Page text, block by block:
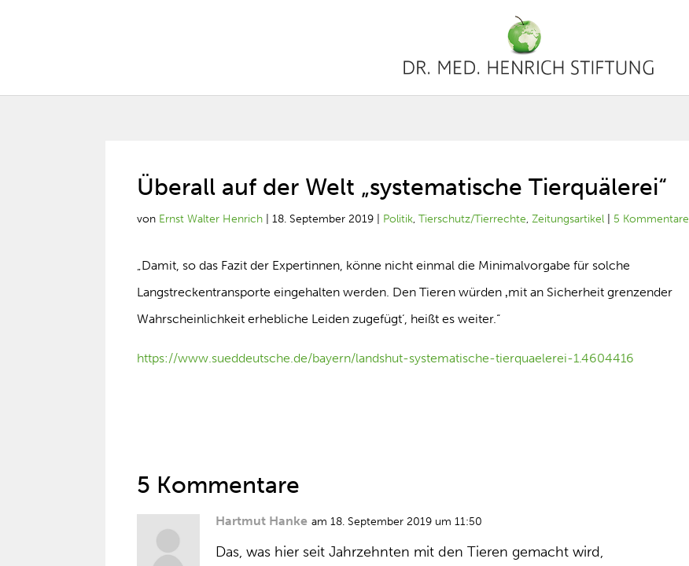
Überall auf der Welt „systematische Tierquälerei“
von Ernst Walter Henrich |18. September 2019 Politik,Tierschutz/Tierrechte,Zeitungsartikel 5 Kommentare
„Damit, so das Fazit der Expertinnen, könne nicht einmal die Minimalvorgabe für solche
Langstreckentransporte eingehalten werden. Den Tieren würden ‚mit an Sicherheit grenzender
Wahrscheinlichkeit erhebliche Leiden zugefügt‘, heißt es weiter.“
https://www.sueddeutsche.de/bayern/landshut-systematische-tierquaelerei-1.4604416
5 Kommentare
Hartmut Hanke am 18. September 2019 um 11:50
Das, was hier seit Jahrzehnten mit den Tieren gemacht wird,